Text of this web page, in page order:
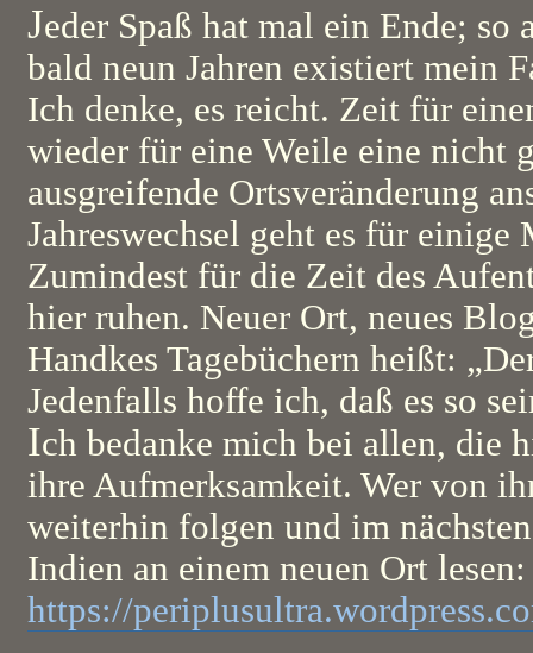
Jeder Spaß hat mal ein Ende; so
bald neun Jahren existiert mein
Ich denke, es reicht. Zeit für
wieder für eine Weile eine nicht
ausgreifende Ortsveränderung
Jahreswechsel geht es für einige
Zumindest für die Zeit des
hier ruhen. Neuer Ort, neues
Handkes Tagebüchern heißt:
Jedenfalls hoffe ich, daß es so
Ich bedanke mich bei allen, die
ihre Aufmerksamkeit. Wer von
weiterhin folgen und im
Indien an einem neuen Ort lesen:
https://